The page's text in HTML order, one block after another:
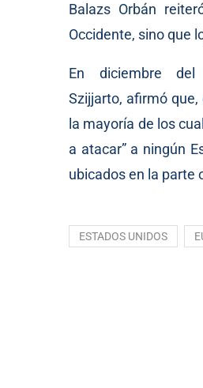
Balazs Orbán
Occidente, sino que
En diciembre
Szijjarto, afirmó que,
la mayoría de los
a atacar” a ningún
ubicados en la parte
ESTADOS UNIDOS